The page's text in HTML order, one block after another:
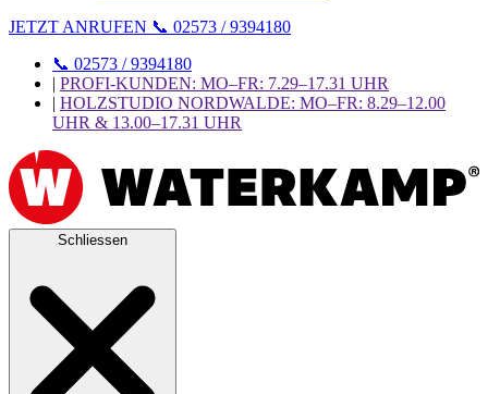
JETZT ANRUFEN 📞 02573 / 9394180
📞 02573 / 9394180
| PROFI-KUNDEN: MO–FR: 7.29–17.31 UHR
| HOLZSTUDIO NORDWALDE: MO–FR: 8.29–12.00
UHR & 13.00–17.31 UHR
Schliessen